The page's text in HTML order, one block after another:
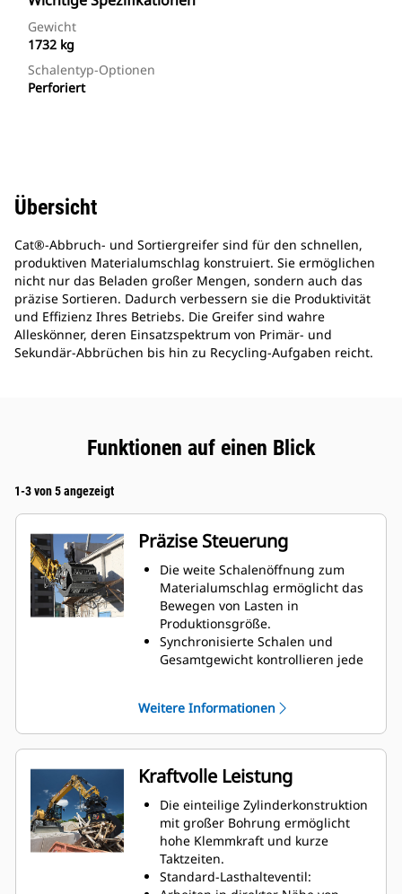
Gewicht
1732 kg
Schalentyp-Optionen
Perforiert
Übersicht
Cat®-Abbruch- und Sortiergreifer sind für den schnellen,
produktiven Materialumschlag konstruiert. Sie ermöglichen
nicht nur das Beladen großer Mengen, sondern auch das
präzise Sortieren. Dadurch verbessern sie die Produktivität
und Effizienz Ihres Betriebs. Die Greifer sind wahre
Alleskönner, deren Einsatzspektrum von Primär- und
Sekundär-Abbrüchen bis hin zu Recycling-Aufgaben reicht.
Funktionen auf einen Blick
1-3 von 5 angezeigt
Präzise Steuerung
Die weite Schalenöffnung zum
Materialumschlag ermöglicht das
Bewegen von Lasten in
Produktionsgröße.
Synchronisierte Schalen und
Gesamtgewicht kontrollieren jede
Das sichere Greifen großer Lasten
ist ebenso möglich wie das
Aufnehmen, Sortieren und
Platzieren kleiner Gegenstände.
Die Überbissanschläge
ermöglichen den direkten Kontakt
zwischen Schneidmesser und
Backe und verhindern Überbisse.
Die perforierten Schalen in
Skelettbauweise ermöglichen nicht
Weitere Informationen
Kraftvolle Leistung
Die einteilige Zylinderkonstruktion
mit großer Bohrung ermöglicht
hohe Klemmkraft und kurze
Taktzeiten.
Standard-Lasthalteventil: